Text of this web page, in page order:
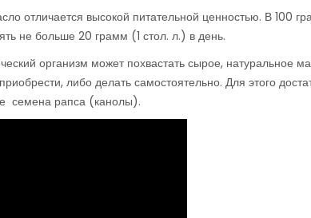
отличается высокой питательной ценностью. В 100
не больше 20 грамм (1 стол. л.) в день.
организм может похвастать сырое, натуральное
либо делать самостоятельно. Для этого
семена рапса (канолы).